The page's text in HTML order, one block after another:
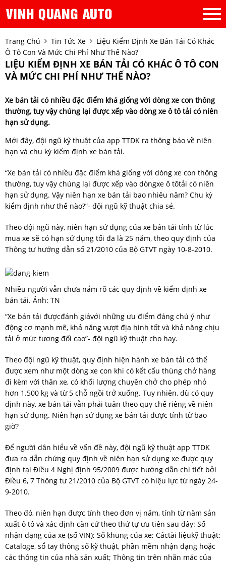
Trang Chủ Tin Tức Xe
Liệu Kiểm Định Xe Bán Tải Có Khác
Ô Tô Con Và Mức Chi Phí Như Thế Nào?
LIỆU KIỂM ĐỊNH XE BÁN TẢI CÓ KHÁC Ô TÔ CON
VÀ MỨC CHI PHÍ NHƯ THẾ NÀO?
Xe bán tải có nhiều đặc điểm khá giống với dòng xe con thông
thường, tuy vậy chúng lại được xếp vào dòng xe ô tô tải có niên
hạn sử dụng.
Mới đây, đội ngũ kỹ thuật của app TTDK ra thông báo về niên
hạn và chu kỳ kiểm định xe bán tải.
“Xe bán tải có nhiều đặc điểm khá giống với dòng xe con thông
thường, tuy vậy chúng lại được xếp vào dòngxe ô tôtải có niên
hạn sử dụng. Vậy niên hạn xe bán tải bao nhiêu năm? Chu kỳ
kiểm định như thế nào?”- đội ngũ kỹ thuật chia sẻ.
Theo đội ngũ này, niên hạn sử dụng của xe bán tải tính từ lúc
mua xe sẽ có hạn sử dụng tối đa là 25 năm, theo quy định của
Thông tư hướng dẫn số 21/2010 của Bộ GTVT ngày 10-8-2010.
Nhiều người vẫn chưa nắm rõ các quy định về kiểm định xe
bán tải. Ảnh: TN
“Xe bán tải đượcđánh giávới những ưu điểm đáng chú ý như
động cơ mạnh mẽ, khả năng vượt địa hình tốt và khả năng chịu
tải ở mức tương đối cao”- đội ngũ kỹ thuật cho hay.
Theo đội ngũ kỹ thuật, quy định hiện hành xe bán tải có thể
được xem như một dòng xe con khi có kết cấu thùng chở hàng
đi kèm với thân xe, có khối lượng chuyên chở cho phép nhỏ
hơn 1.500 kg và từ 5 chỗ ngồi trở xuống. Tuy nhiên, dù có quy
định này, xe bán tải vẫn phải tuân theo quy chế riêng về niên
hạn sử dụng. Niên hạn sử dụng xe bán tải được tính từ bao
giờ?
Để người dân hiểu về vấn đề này, đội ngũ kỹ thuật app TTDK
đưa ra dẫn chứng quy định về niên hạn sử dụng xe được quy
định tại Điều 4 Nghị định 95/2009 được hướng dẫn chi tiết bởi
Điều 6, 7 Thông tư 21/2010 của Bộ GTVT có hiệu lực từ ngày 24-
9-2010.
Theo đó, niên hạn được tính theo đơn vị năm, tính từ năm sản
xuất ô tô và xác định căn cứ theo thứ tự ưu tiên sau đây: Số
nhận dạng của xe (số VIN); Số khung của xe; Cáctài liệukỹ thuật:
Cataloge, sổ tay thông số kỹ thuật, phần mềm nhận dạng hoặc
các thông tin của nhà sản xuất; Thông tin trên nhãn mác của